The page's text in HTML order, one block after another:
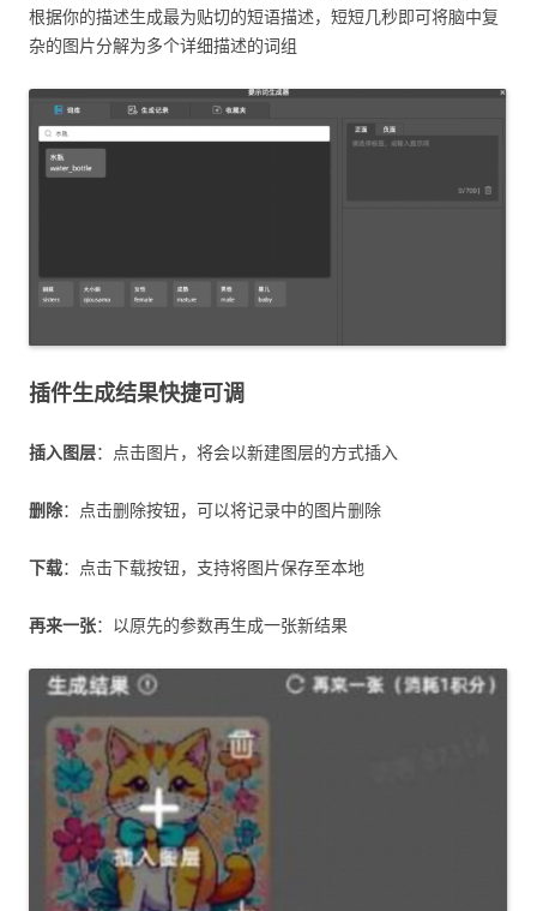
根据你的描述生成最为贴切的短语描述，短短几秒即可将脑中复
杂的图片分解为多个详细描述的词组
插件生成结果快捷可调
插入图层：点击图片，将会以新建图层的方式插入
删除：点击删除按钮，可以将记录中的图片删除
下载：点击下载按钮，支持将图片保存至本地
再来一张：以原先的参数再生成一张新结果